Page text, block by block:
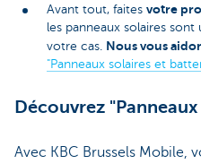
Avant tout, faites votre
les panneaux solaires
votre cas. Nous vous
"Panneaux solaires et
Découvrez
Avec KBC Brussels Mobile,